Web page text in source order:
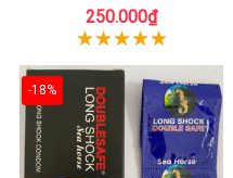
250.000₫
-18%